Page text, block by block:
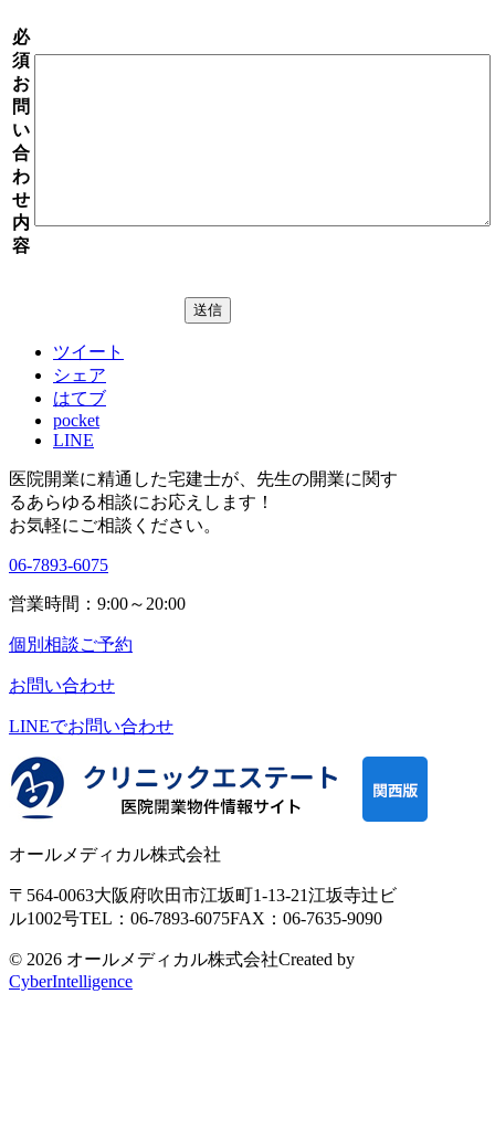
必
須
お
問
い
合
わ
せ
内
容
ツイート
シェア
はてブ
pocket
LINE
医院開業に精通した宅建士が、 先生の開業に関す
るあらゆる相談にお応えします！
お気軽にご相談ください。
06-7893-6075
営業時間：9:00～20:00
個別相談ご予約
お問い合わせ
LINEでお問い合わせ
オールメディカル株式会社
〒564-0063大阪府吹田市江坂町1-13-21江坂寺辻ビ
ル1002号TEL：06-7893-6075FAX：06-7635-9090
© 2026 オールメディカル株式会社Created by
CyberIntelligence